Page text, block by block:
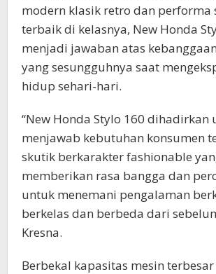
modern klasik retro dan performa
terbaik di kelasnya, New Honda
menjadi jawaban atas
yang sesungguhnya saat
hidup sehari-hari.
“New Honda Stylo 160 dihadirkan
menjawab kebutuhan konsumen
skutik berkarakter fashionable
memberikan rasa bangga dan
untuk menemani pengalaman
berkelas dan berbeda dari
Kresna.
Berbekal kapasitas mesin